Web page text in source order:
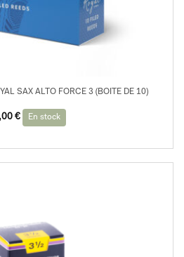
SAX ALTO FORCE 3 (BOITE DE 10)
€ En stock